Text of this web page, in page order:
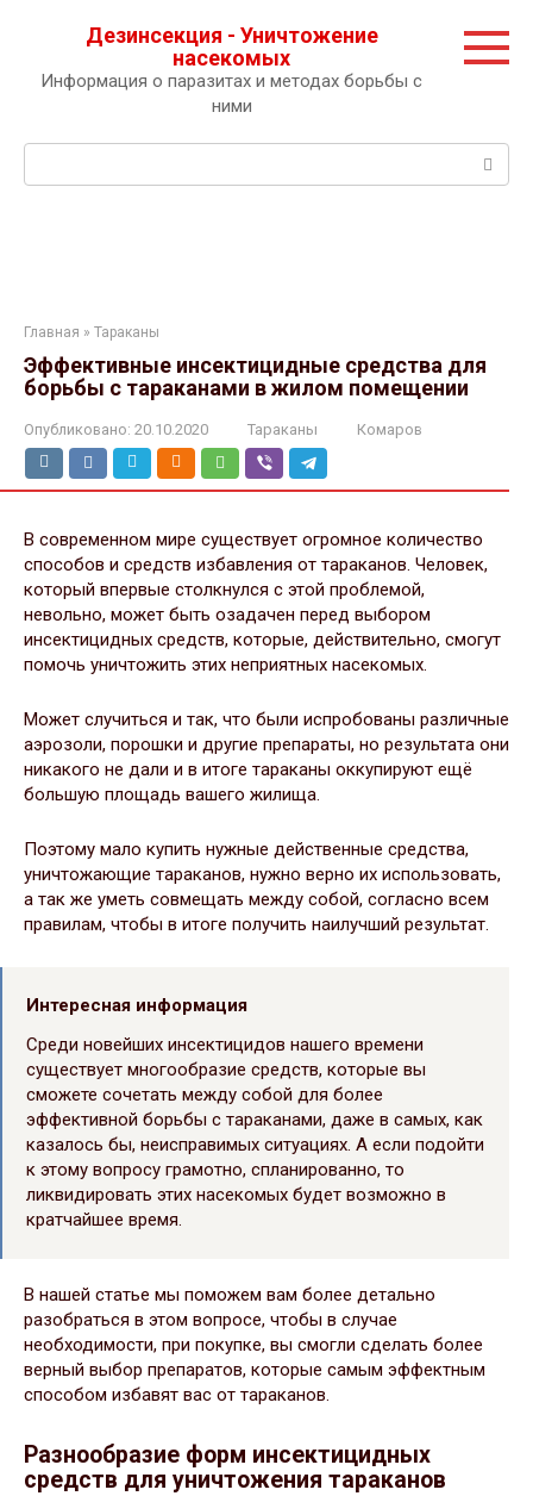
Дезинсекция - Уничтожение
насекомых
Информация о паразитах и методах борьбы с
ними
Главная » Тараканы
Эффективные инсектицидные средства для
борьбы с тараканами в жилом помещении
Опубликовано: 20.10.2020 Тараканы Комаров
В современном мире существует огромное количество
способов и средств избавления от тараканов. Человек,
который впервые столкнулся с этой проблемой,
невольно, может быть озадачен перед выбором
инсектицидных средств, которые, действительно, смогут
помочь уничтожить этих неприятных насекомых.
Может случиться и так, что были испробованы различные
аэрозоли, порошки и другие препараты, но результата они
никакого не дали и в итоге тараканы оккупируют ещё
большую площадь вашего жилища.
Поэтому мало купить нужные действенные средства,
уничтожающие тараканов, нужно верно их использовать,
а так же уметь совмещать между собой, согласно всем
правилам, чтобы в итоге получить наилучший результат.
Интересная информация
Среди новейших инсектицидов нашего времени
существует многообразие средств, которые вы
сможете сочетать между собой для более
эффективной борьбы с тараканами, даже в самых, как
казалось бы, неисправимых ситуациях. А если подойти
к этому вопросу грамотно, спланированно, то
ликвидировать этих насекомых будет возможно в
кратчайшее время.
В нашей статье мы поможем вам более детально
разобраться в этом вопросе, чтобы в случае
необходимости, при покупке, вы смогли сделать более
верный выбор препаратов, которые самым эффектным
способом избавят вас от тараканов.
Разнообразие форм инсектицидных
средств для уничтожения тараканов